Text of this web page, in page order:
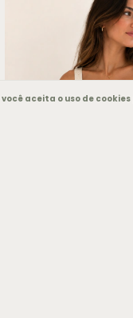
você aceita o uso de cookies